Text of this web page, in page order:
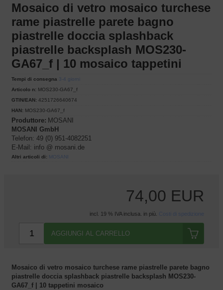
Mosaico di vetro mosaico turchese
rame piastrelle parete bagno
piastrelle doccia splashback
piastrelle backsplash MOS230-
GA67_f | 10 mosaico tappetini
Tempi di consegna 3-4 giorni
Articolo n: MOS230-GA67_f
GTIN/EAN: 4251726640674
HAN: MOS230-GA67_f
Produttore: MOSANI
MOSANI GmbH
Telefon: 49 (0) 951-4082251
E-Mail: info @ mosani.de
Altri articoli di: MOSANI
74,00 EUR
incl. 19 % IVA inclusa. in più. Costi di spedizione
AGGIUNGI AL CARRELLO
Mosaico di vetro mosaico turchese rame piastrelle parete bagno
piastrelle doccia splashback piastrelle backsplash MOS230-
GA67_f | 10 tappetini mosaico